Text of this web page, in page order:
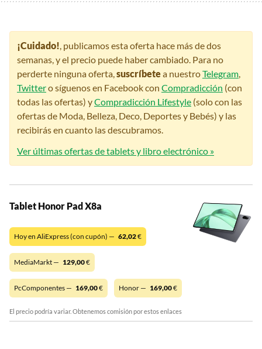
¡Cuidado!, publicamos esta oferta hace más de dos
semanas, y el precio puede haber cambiado. Para no
perderte ninguna oferta,suscríbetea nuestroTelegram,
Twittero síguenos en Facebook con Compradicción (con
todas las ofertas) yCompradicción Lifestyle (solo con las
ofertas de Moda, Belleza, Deco, Deportes y Bebés) y las
recibirás en cuanto las descubramos.
Ver últimas ofertas de tablets y libro electrónico »
Tablet Honor Pad X8a
Hoy en AliExpress (con cupón) — 62,02€
MediaMarkt — 129,00€
PcComponentes — 169,00€ Honor — 169,00€
El precio podría variar. Obtenemos comisión por estos enlaces